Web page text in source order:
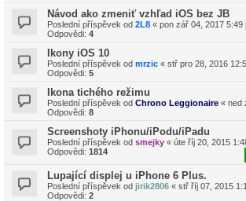
Návod ako zmeniť vzhľad iOS bez JB
Poslední příspěvek od 2L8 « pon zář 04, 2017 5:49
Odpovědi: 4
Ikony iOS 10
Poslední příspěvek od mrzic « stř pro 28, 2016
Odpovědi: 5
Ikona tichého režimu
Poslední příspěvek od Chrono Leggionaire « ned
Odpovědi: 8
Screenshoty iPhonu/iPodu/iPadu
Poslední příspěvek od smejky « úte říj 20, 2015
Odpovědi: 1814
Lupající displej u iPhone 6 Plus.
Poslední příspěvek od jirik2806 « stř říj 07, 2015
Odpovědi: 2